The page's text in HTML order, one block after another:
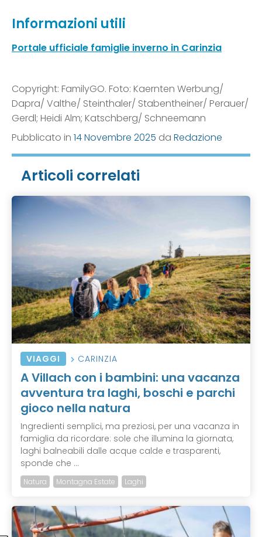
Informazioni utili
Portale ufficiale famiglie inverno in Carinzia
Copyright: FamilyGO. Foto: Kaernten Werbung/
Dapra/ Valthe/ Steinthaler/ Stabentheiner/ Perauer/
Gerdl; Heidi Alm; Katschberg/ Schneemann
Pubblicato in 14 Novembre 2025 da Redazione
Articoli correlati
VIAGGI CARINZIA
A Villach con i bambini: una vacanza
avventura tra laghi, boschi e parchi
gioco nella natura
Ingredienti semplici, ma preziosi, per una vacanza in
famiglia da ricordare: sole che illumina la giornata,
laghi balneabili dalle acque calde e trasparenti,
sponde che ...
Natura Montagna Estate Laghi